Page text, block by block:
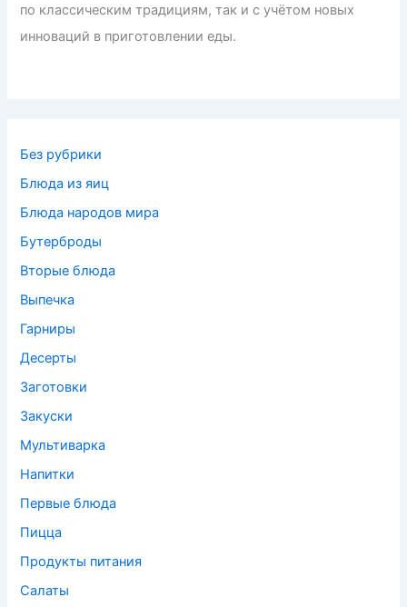
по классическим традициям, так и с учётом новых
инноваций в приготовлении еды.
Без рубрики
Блюда из яиц
Блюда народов мира
Бутерброды
Вторые блюда
Выпечка
Гарниры
Десерты
Заготовки
Закуски
Мультиварка
Напитки
Первые блюда
Пицца
Продукты питания
Салаты